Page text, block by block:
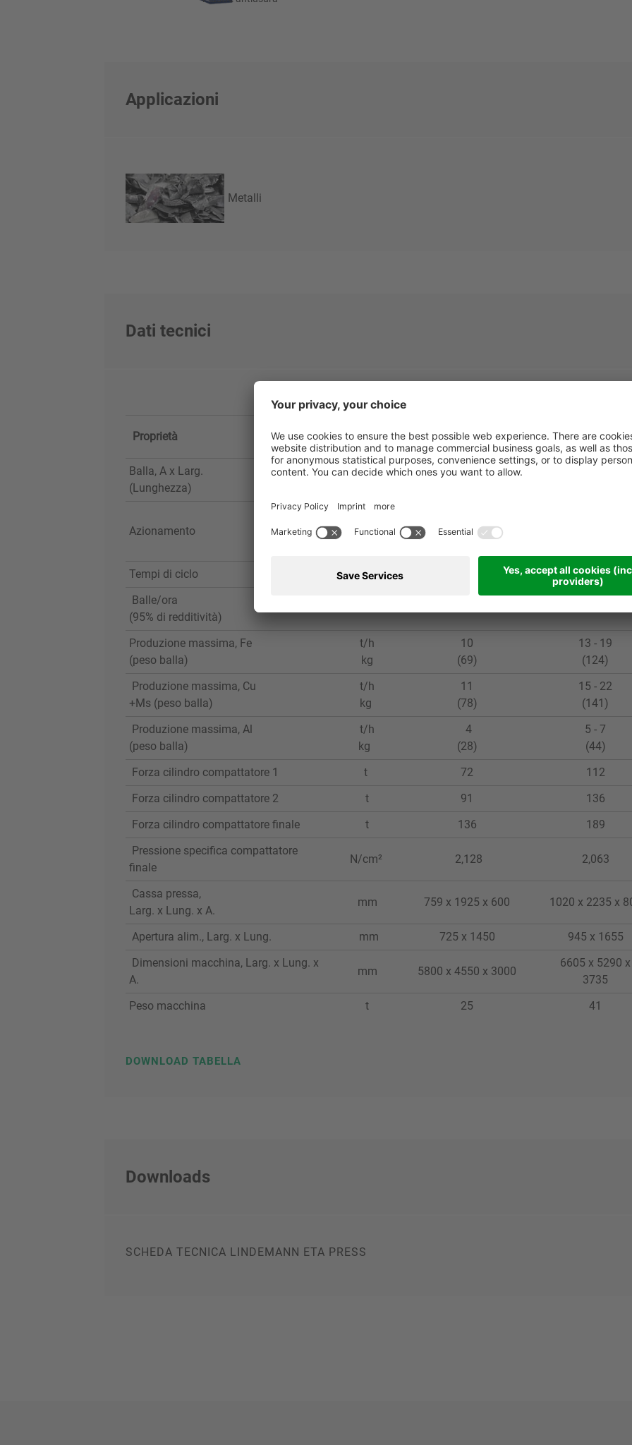
Applicazioni
Metalli
Dati tecnici
Proprietà U.M.
800
EtaPress 33-
Balla, A x Larg.
(Lunghezza)
mm
250 x 250
Azionamento kW 1 x 55
Tempi di ciclo s 23 - 34
Balle/ora
(95% di redditività)
Produzione massima, Fe
(peso balla)
t/h
kg
10
(69)
13 - 19
(124)
Produzione massima, Cu
+Ms (peso balla)
t/h
kg
11
(78)
15 - 22
(141)
Produzione massima, Al
(peso balla)
t/h
kg
4
(28)
5 - 7
(44)
Forza cilindro compattatore 1
t 72 112
Forza cilindro compattatore 2
t 91 136
Forza cilindro compattatore finale
t 136 189
Pressione specifica compattatore
finale
N/cm² 2,128 2,063
Cassa pressa,
Larg. x Lung. x A.
mm 759 x 1925 x 600 1020 x 2235 x
Apertura alim., Larg. x Lung.
mm 725 x 1450 945 x 1655
Dimensioni macchina, Larg. x Lung. x
A.
mm 5800 x 4550 x 3000
6605 x 5290 x
3735
Peso macchina
t 25 41
DOWNLOAD TABELLA
Downloads
SCHEDA TECNICA LINDEMANN ETA PRESS